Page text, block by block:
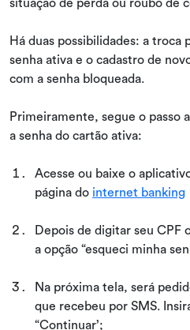
Há duas possibilidades: a troca
senha ativa e o cadastro de
com a senha bloqueada.
Primeiramente, segue o passo
a senha do cartão ativa:
Acesse ou baixe o
página do internet banking
Depois de digitar seu CPF
a opção “esqueci minha
Na próxima tela, será
que recebeu por SMS.
“Continuar’;